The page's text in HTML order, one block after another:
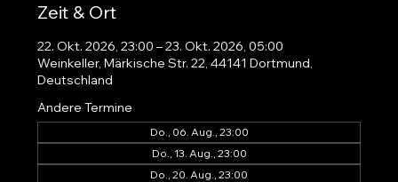
Zeit & Ort
22. Okt. 2026, 23:00 – 23. Okt. 2026, 05:00
Weinkeller, Märkische Str. 22, 44141 Dortmund,
Deutschland
Andere Termine
Do., 06. Aug., 23:00
Do., 13. Aug., 23:00
Do., 20. Aug., 23:00